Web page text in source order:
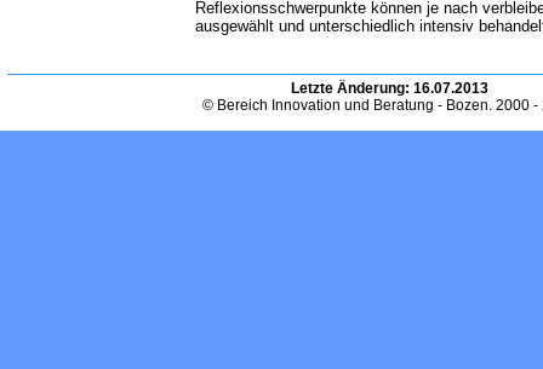
Reflexionsschwerpunkte können je nach
ausgewählt und unterschiedlich intensiv
Letzte Änderung: 16.07.2013
© Bereich Innovation und Beratung - Bozen. 2000 -